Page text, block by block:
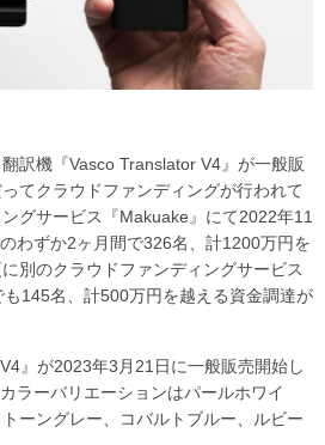
訳機『Vasco Translator V4』が一般販
てクラウドファンディングが行われて
グサービス『Makuake』にて2022年11
わずか2ヶ月間で326名、計1200万円を
別のクラウドファンディングサービス
も145名、計500万円を越える資金調達が
』が2023年3月21日に一般販売開始し
ラーバリエーションはパールホワイ
ーングレー、コバルトブルー、ルビー